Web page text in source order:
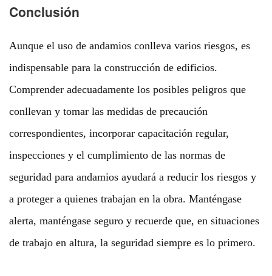
Conclusión
Aunque el uso de andamios conlleva varios riesgos, es
indispensable para la construcción de edificios.
Comprender adecuadamente los posibles peligros que
conllevan y tomar las medidas de precaución
correspondientes, incorporar capacitación regular,
inspecciones y el cumplimiento de las normas de
seguridad para andamios ayudará a reducir los riesgos y
a proteger a quienes trabajan en la obra. Manténgase
alerta, manténgase seguro y recuerde que, en situaciones
de trabajo en altura, la seguridad siempre es lo primero.